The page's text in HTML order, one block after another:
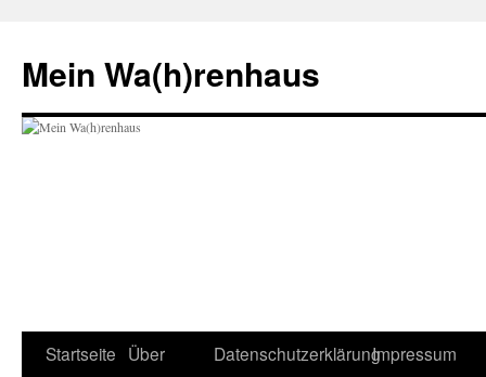
springen
Mein Wa(h)renhaus
Startseite Über
DatenschutzerklärungImpressum